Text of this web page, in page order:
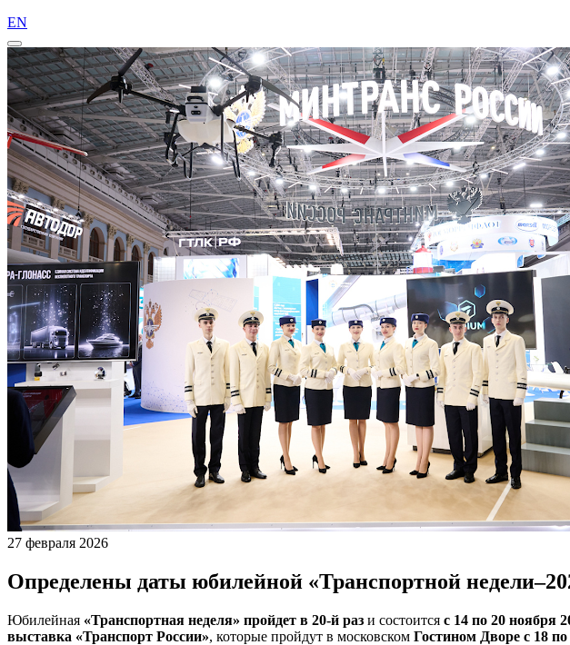
EN
27 февраля 2026
Определены даты юбилейной «Транспортной
Юбилейная «Транспортная неделя» пройдет в 20-й раз и состоится с 14 по 20 ноября
выставка «Транспорт России», которые пройдут в московском Гостином Дворе с 18